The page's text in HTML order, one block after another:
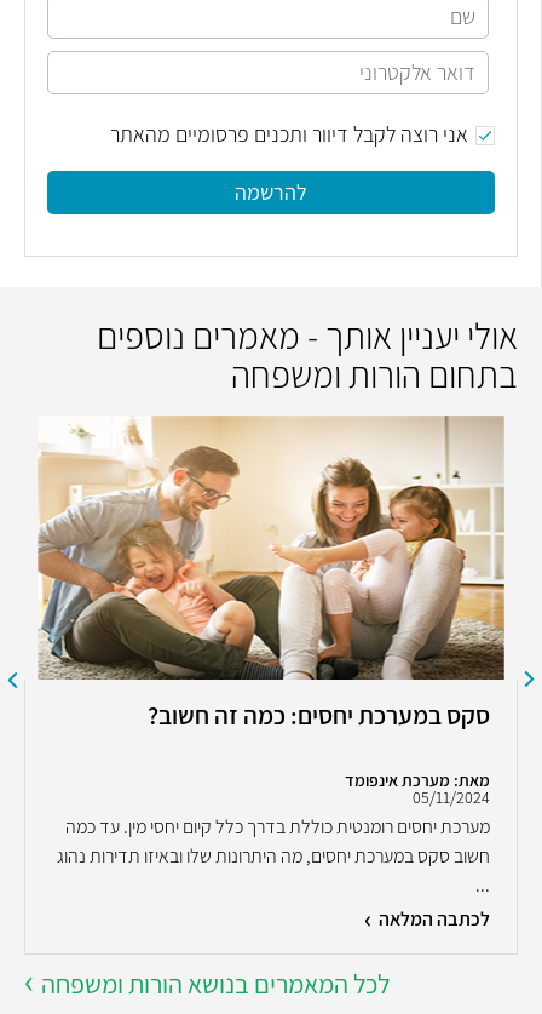
אני רוצה לקבל דיוור ותכנים פרסומיים מהאתר
להרשמה
אולי יעניין אותך - מאמרים נוספים
בתחום הורות ומשפחה
סקס במערכת יחסים: כמה זה חשוב?
מאת: מערכת אינפומד
05/11/2024
מערכת יחסים רומנטית כוללת בדרך כלל קיום יחסי מין. עד כמה
חשוב סקס במערכת יחסים, מה היתרונות שלו ובאיזו תדירות נהוג
...
לכתבה המלאה
לכל המאמרים בנושא הורות ומשפחה